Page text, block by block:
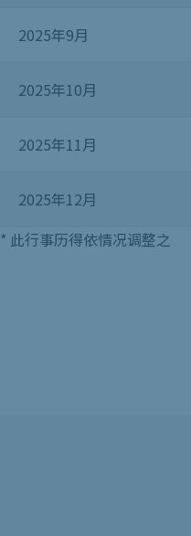
2025年9月
2025年10月
2025年11月
2025年12月
* 此行事历得依情况调整之